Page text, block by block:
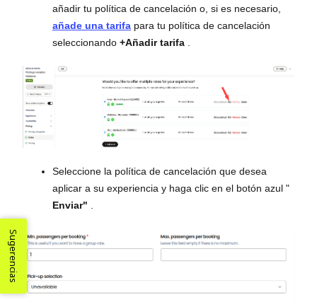
añadir tu política de cancelación o, si es necesario,
añade una tarifa para tu política de cancelación
seleccionando +Añadir tarifa
Seleccione la política de cancelación que desea
aplicar a su experiencia y haga clic en el botón azul "
Enviar"
Sugerencias